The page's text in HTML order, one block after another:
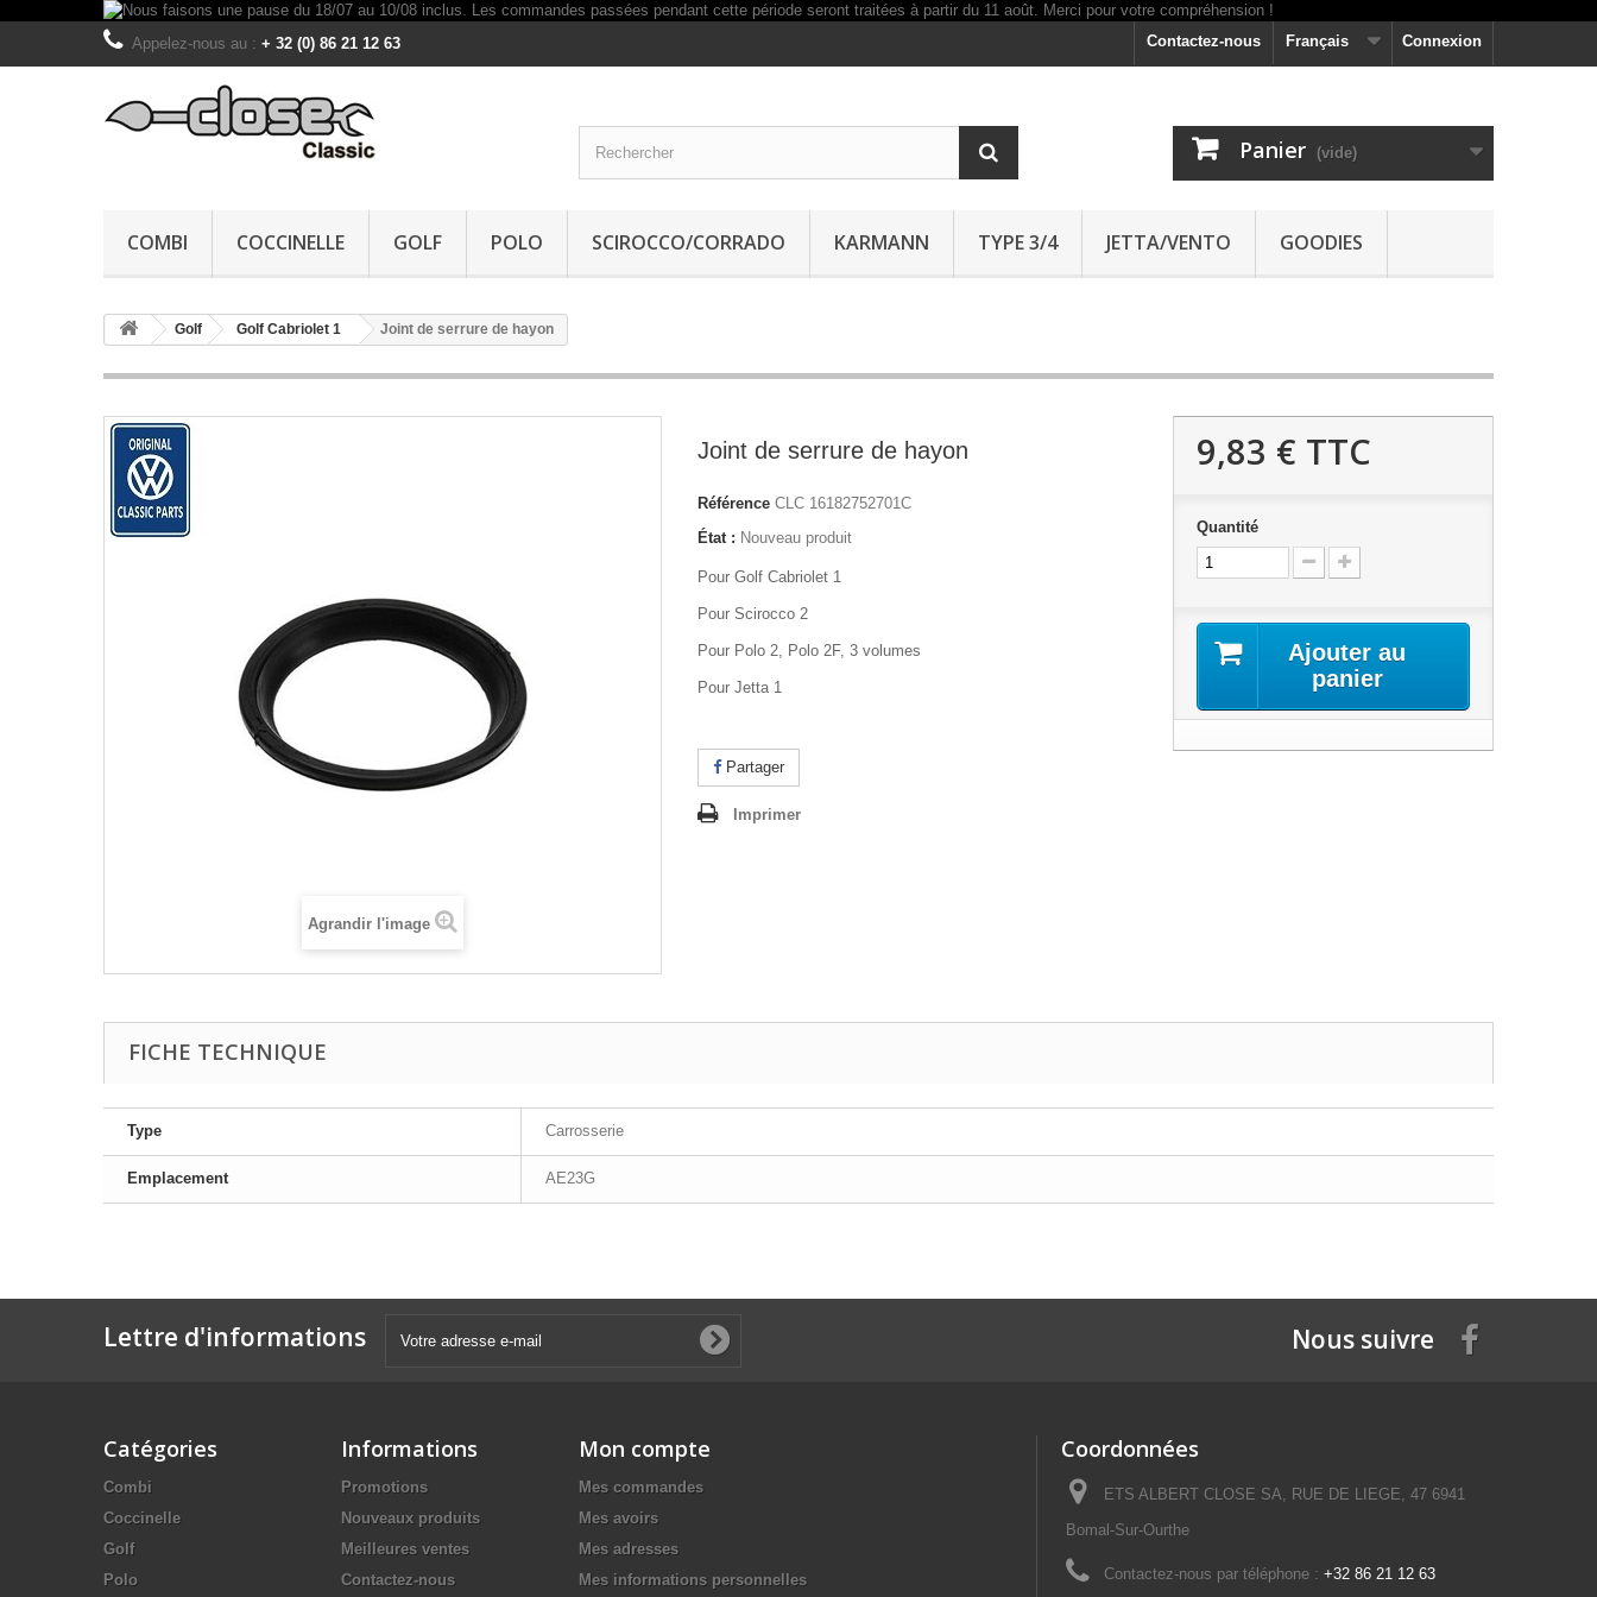
Connexion
Français
Contactez-nous
Appelez-nous au : + 32 (0) 86 21 12 63
Panier (vide)
COMBI COCCINELLE GOLF POLO SCIROCCO/CORRADO KARMANN TYPE 3/4 JETTA/VENTO GOODIES
Golf Golf Cabriolet 1 Joint de serrure de hayon
Agrandir l'image
Joint de serrure de hayon
Référence CLC 16182752701C
État : Nouveau produit
Pour Golf Cabriolet 1
Pour Scirocco 2
Pour Polo 2, Polo 2F, 3 volumes
Pour Jetta 1
Partager
Imprimer
9,83 € TTC
Quantité
Ajouter au
panier
FICHE TECHNIQUE
Type Carrosserie
Emplacement AE23G
Lettre d'informations Nous suivre
Catégories
Combi
Coccinelle
Golf
Polo
Informations
Promotions
Nouveaux produits
Meilleures ventes
Contactez-nous
Mon compte
Mes commandes
Mes avoirs
Mes adresses
Mes informations personnelles
Coordonnées
ETS ALBERT CLOSE SA, RUE DE LIEGE, 47 6941
Bomal-Sur-Ourthe
Contactez-nous par téléphone : +32 86 21 12 63